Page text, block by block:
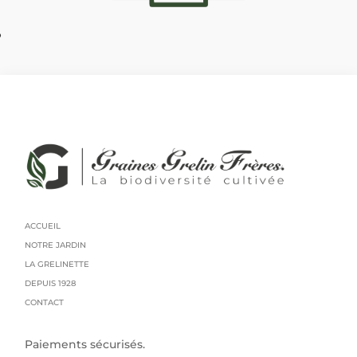
ACCUEIL
NOTRE JARDIN
LA GRELINETTE
DEPUIS 1928
CONTACT
Paiements sécurisés.